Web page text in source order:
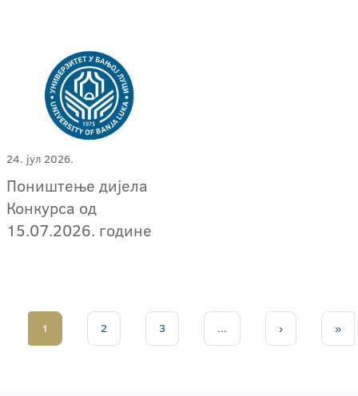
24. јул 2026.
Поништење дијела
Конкурса од
15.07.2026. године
1 2 3 ... › »